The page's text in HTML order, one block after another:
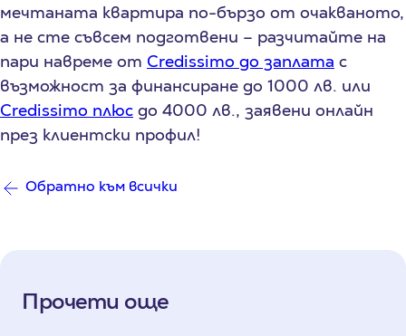
мечтаната квартира по-бързо от очакваното,
а не сте съвсем подготвени – разчитайте на
пари навреме от Credissimo до заплата с
възможност за финансиране до 1000 лв. или
Credissimo плюс до 4000 лв., заявени онлайн
през клиентски профил!
Обратно към всички
Прочети още